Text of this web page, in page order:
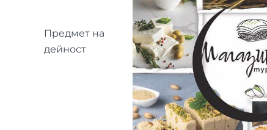
Предмет на
дейност